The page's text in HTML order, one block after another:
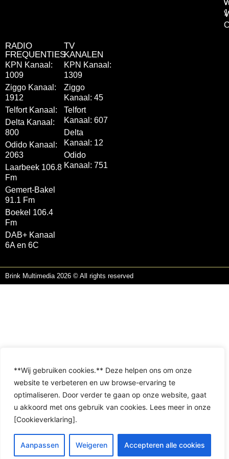
**Wij gebruiken cookies.** Deze helpen ons om onze
website te verbeteren en uw browse-ervaring te
optimaliseren. Door verder te gaan op onze website, gaat
u akkoord met ons gebruik van cookies. Lees meer in onze
[Cookieverklaring].
Aanpassen Weigeren Accepteren alle cookies
RADIO
FREQUENTIES
KPN Kanaal:
1009
Ziggo Kanaal:
1912
Telfort Kanaal:
Delta Kanaal:
800
Odido Kanaal:
2063
Laarbeek 106.8
Fm
Gemert-Bakel
91.1 Fm
Boekel 106.4
Fm
DAB+ Kanaal
6A en 6C
TV
KANALEN
KPN Kanaal:
1309
Ziggo
Kanaal: 45
Telfort
Kanaal: 607
Delta
Kanaal: 12
Odido
Kanaal: 751
Brink Multimedia 2026 © All rights reserved